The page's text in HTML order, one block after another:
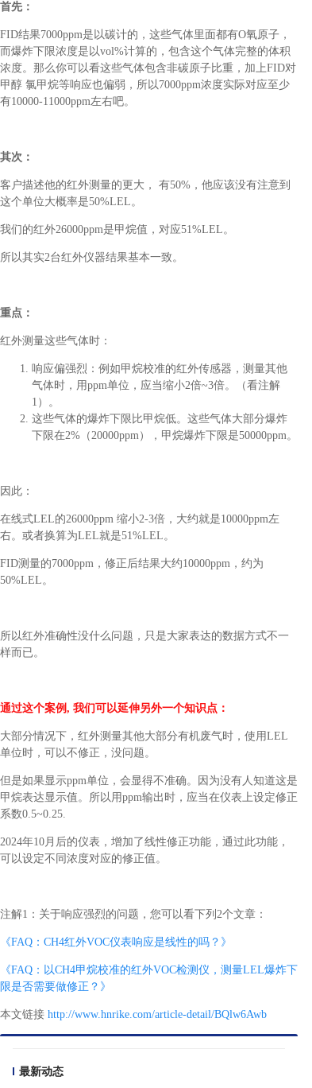
首先：
FID结果7000ppm是以碳计的，这些气体里面都有O氧原子，
而爆炸下限浓度是以vol%计算的，包含这个气体完整的体积
浓度。那么你可以看这些气体包含非碳原子比重，加上FID对
甲醇 氯甲烷等响应也偏弱，所以7000ppm浓度实际对应至少
有10000-11000ppm左右吧。
其次：
客户描述他的红外测量的更大， 有50%，他应该没有注意到
这个单位大概率是50%LEL。
我们的红外26000ppm是甲烷值，对应51%LEL。
所以其实2台红外仪器结果基本一致。
重点：
红外测量这些气体时：
响应偏强烈：例如甲烷校准的红外传感器，测量其他
气体时，用ppm单位，应当缩小2倍~3倍。（看注解
1）。
这些气体的爆炸下限比甲烷低。这些气体大部分爆炸
下限在2%（20000ppm），甲烷爆炸下限是50000ppm。
因此：
在线式LEL的26000ppm 缩小2-3倍，大约就是10000ppm左
右。或者换算为LEL就是51%LEL。
FID测量的7000ppm，修正后结果大约10000ppm，约为
50%LEL。
所以红外准确性没什么问题，只是大家表达的数据方式不一
样而已。
通过这个案例, 我们可以延伸另外一个知识点：
大部分情况下，红外测量其他大部分有机废气时，使用LEL
单位时，可以不修正，没问题。
但是如果显示ppm单位，会显得不准确。因为没有人知道这是
甲烷表达显示值。所以用ppm输出时，应当在仪表上设定修正
系数0.5~0.25.
2024年10月后的仪表，增加了线性修正功能，通过此功能，
可以设定不同浓度对应的修正值。
注解1：关于响应强烈的问题，您可以看下列2个文章：
《FAQ：CH4红外VOC仪表响应是线性的吗？》
《FAQ：以CH4甲烷校准的红外VOC检测仪，测量LEL爆炸下
限是否需要做修正？》
本文链接 http://www.hnrike.com/article-detail/BQlw6Awb
最新动态